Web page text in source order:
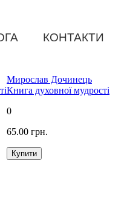
КОНТАКТИ
Мирослав Дочинець
Книга духовної мудрості
0
65.00 грн.